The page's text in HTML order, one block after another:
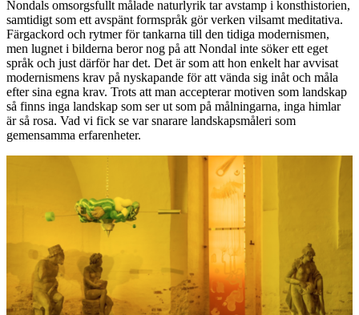
Nondals omsorgsfullt målade naturlyrik tar avstamp i konsthistorien,
samtidigt som ett avspänt formspråk gör verken vilsamt meditativa.
Färgackord och rytmer för tankarna till den tidiga modernismen,
men lugnet i bilderna beror nog på att Nondal inte söker ett eget
språk och just därför har det. Det är som att hon enkelt har avvisat
modernismens krav på nyskapande för att vända sig inåt och måla
efter sina egna krav. Trots att man accepterar motiven som landskap
så finns inga landskap som ser ut som på målningarna, inga himlar
är så rosa. Vad vi fick se var snarare landskapsmåleri som
gemensamma erfarenheter.